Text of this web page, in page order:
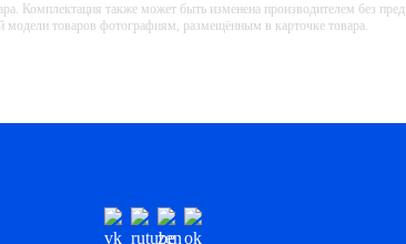
Комплектация также может быть изменена производителем без
модели товаров фотографиям, размещённым в карточке товара.